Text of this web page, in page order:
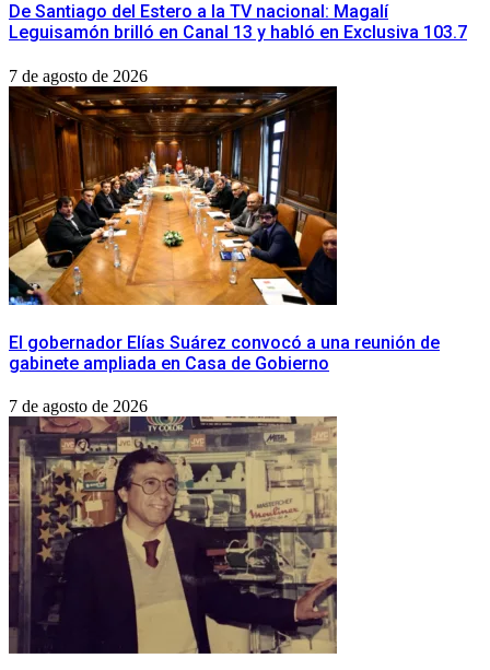
De Santiago del Estero a la TV nacional: Magalí
Leguisamón brilló en Canal 13 y habló en Exclusiva 103.7
7 de agosto de 2026
​El gobernador Elías Suárez convocó a una reunión de
gabinete ampliada en Casa de Gobierno
7 de agosto de 2026